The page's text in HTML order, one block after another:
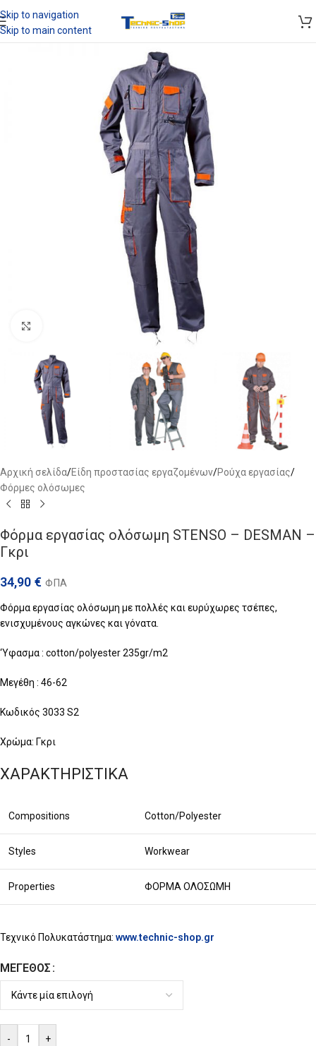
Skip to navigation
Skip to main content
Αρχική σελίδα/Είδη προστασίας εργαζομένων/Ρούχα εργασίας/
Φόρμες ολόσωμες
Φόρμα εργασίας ολόσωμη STENSO – DESMAN –
Γκρι
34,90 € ΦΠΑ
Φόρμα εργασίας ολόσωμη με πολλές και ευρύχωρες τσέπες,
ενισχυμένους αγκώνες και γόνατα.
‘Yφασμα : cotton/polyester 235gr/m2
Μεγέθη : 46-62
Κωδικός 3033 S2
Χρώμα: Γκρι
ΧΑΡΑΚΤΗΡΙΣΤΙΚΑ
Compositions Cotton/Polyester
Styles Workwear
Properties ΦΟΡΜΑ ΟΛΟΣΩΜΗ
Τεχνικό Πολυκατάστημα: www.technic-shop.gr
ΜΈΓΕΘΟΣ
- +